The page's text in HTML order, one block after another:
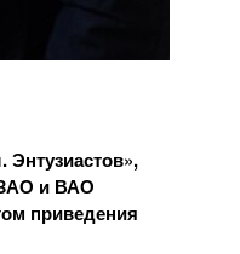
Энтузиастов»,
и ВАО
приведения